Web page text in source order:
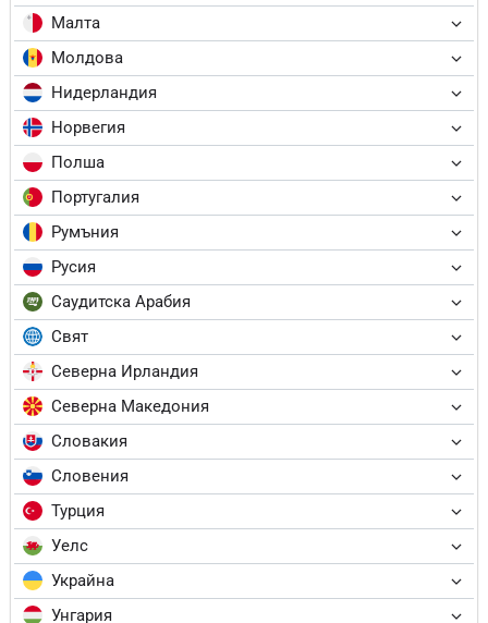
Малта
Молдова
Нидерландия
Норвегия
Полша
Португалия
Румъния
Русия
Саудитска Арабия
Свят
Северна Ирландия
Северна Македония
Словакия
Словения
Турция
Уелс
Украйна
Унгария